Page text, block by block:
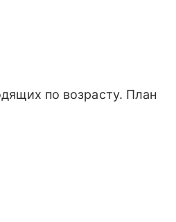
по возрасту. План